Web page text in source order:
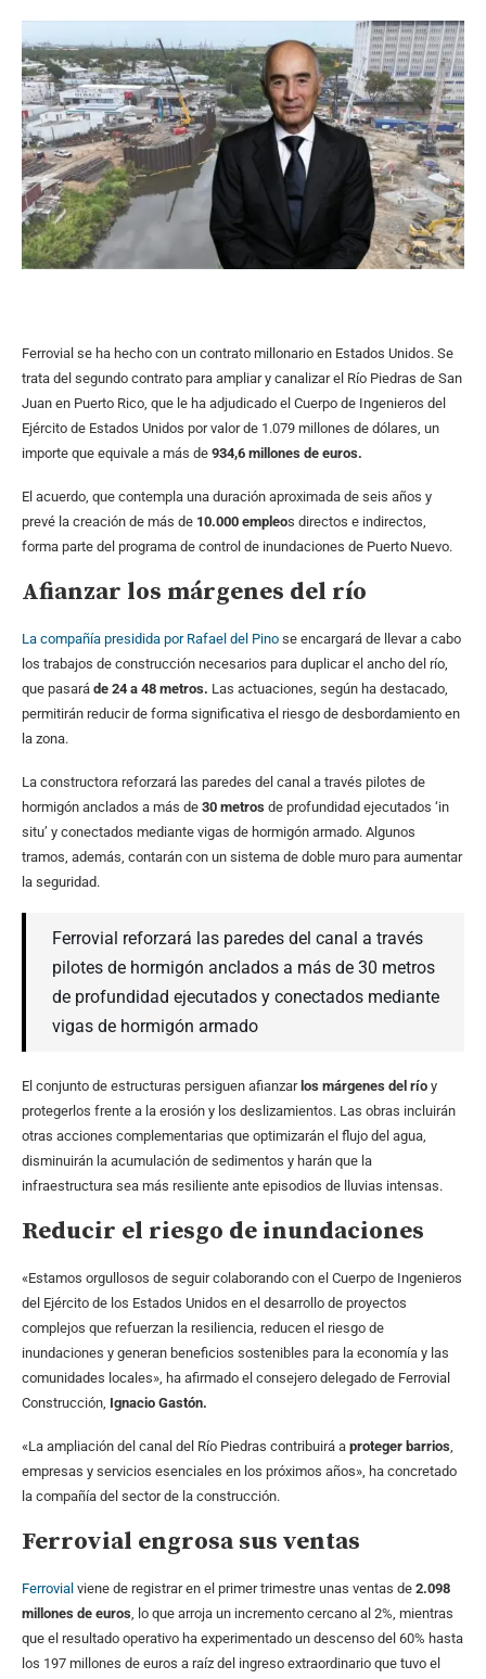
Ferrovial se ha hecho con un contrato millonario en Estados Unidos. Se
trata del segundo contrato para ampliar y canalizar el Río Piedras de San
Juan en Puerto Rico, que le ha adjudicado el Cuerpo de Ingenieros del
Ejército de Estados Unidos por valor de 1.079 millones de dólares, un
importe que equivale a más de 934,6 millones de euros.
El acuerdo, que contempla una duración aproximada de seis años y
prevé la creación de más de 10.000 empleos directos e indirectos,
forma parte del programa de control de inundaciones de Puerto Nuevo.
Afianzar los márgenes del río
La compañía presidida por Rafael del Pino se encargará de llevar a cabo
los trabajos de construcción necesarios para duplicar el ancho del río,
que pasará de 24 a 48 metros. Las actuaciones, según ha destacado,
permitirán reducir de forma significativa el riesgo de desbordamiento en
la zona.
La constructora reforzará las paredes del canal a través pilotes de
hormigón anclados a más de 30 metros de profundidad ejecutados ‘in
situ’ y conectados mediante vigas de hormigón armado. Algunos
tramos, además, contarán con un sistema de doble muro para aumentar
la seguridad.
Ferrovial reforzará las paredes del canal a través
pilotes de hormigón anclados a más de 30 metros
de profundidad ejecutados y conectados mediante
vigas de hormigón armado
El conjunto de estructuras persiguen afianzar los márgenes del río y
protegerlos frente a la erosión y los deslizamientos. Las obras incluirán
otras acciones complementarias que optimizarán el flujo del agua,
disminuirán la acumulación de sedimentos y harán que la
infraestructura sea más resiliente ante episodios de lluvias intensas.
Reducir el riesgo de inundaciones
«Estamos orgullosos de seguir colaborando con el Cuerpo de Ingenieros
del Ejército de los Estados Unidos en el desarrollo de proyectos
complejos que refuerzan la resiliencia, reducen el riesgo de
inundaciones y generan beneficios sostenibles para la economía y las
comunidades locales», ha afirmado el consejero delegado de Ferrovial
Construcción, Ignacio Gastón.
«La ampliación del canal del Río Piedras contribuirá a proteger barrios,
empresas y servicios esenciales en los próximos años», ha concretado
la compañía del sector de la construcción.
Ferrovial engrosa sus ventas
Ferrovial viene de registrar en el primer trimestre unas ventas de 2.098
millones de euros, lo que arroja un incremento cercano al 2%, mientras
que el resultado operativo ha experimentado un descenso del 60% hasta
los 197 millones de euros a raíz del ingreso extraordinario que tuvo el